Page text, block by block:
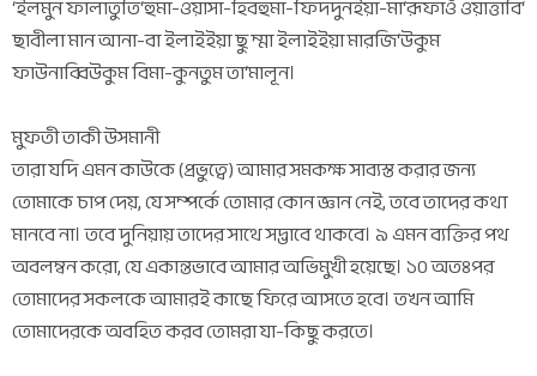
‘ইলমুন ফালাতুতি‘হুমা-ওয়াসা-হিবহুমা-ফিদদুনইয়া-মা‘রূফাওঁ ওয়াত্তাবি‘
ছাবীলা মান আনা-বা ইলাইইয়া ছু ম্মা ইলাইইয়া মারজি‘উকুম
ফাউনাব্বিউকুম বিমা-কুনতুম তা‘মালূন।
মুফতী তাকী উসমানী
তারা যদি এমন কাউকে (প্রভুত্বে) আমার সমকক্ষ সাব্যস্ত করার জন্য
তোমাকে চাপ দেয়, যে সম্পর্কে তোমার কোন জ্ঞান নেই, তবে তাদের কথা
মানবে না। তবে দুনিয়ায় তাদের সাথে সদ্ভাবে থাকবে। ৯ এমন ব্যক্তির পথ
অবলম্বন করো, যে একান্তভাবে আমার অভিমুখী হয়েছে। ১০ অতঃপর
তোমাদের সকলকে আমারই কাছে ফিরে আসতে হবে। তখন আমি
তোমাদেরকে অবহিত করব তোমরা যা-কিছু করতে।